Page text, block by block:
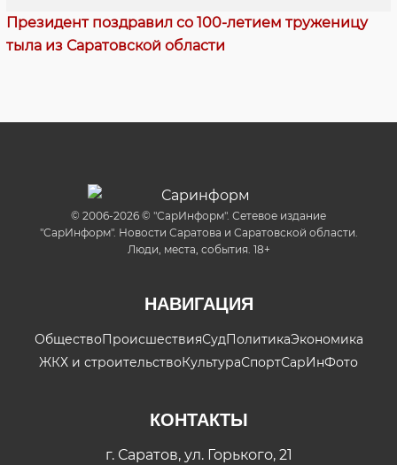
Президент поздравил со 100-летием труженицу
тыла из Саратовской области
© 2006-2026 © "СарИнформ". Сетевое издание
"СарИнформ". Новости Саратова и Саратовской области.
Люди, места, события. 18+
НАВИГАЦИЯ
ОбществоПроисшествияСудПолитикаЭкономика
ЖКХ и строительствоКультураСпортСарИнФото
КОНТАКТЫ
г. Саратов, ул. Горького, 21